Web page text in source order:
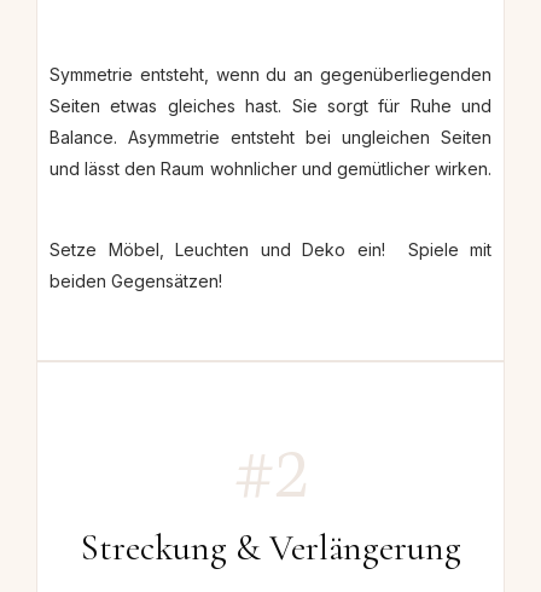
Symmetrie entsteht, wenn du an gegenüberliegenden
Seiten etwas gleiches hast. Sie sorgt für Ruhe und
Balance. Asymmetrie entsteht bei ungleichen Seiten
und lässt den Raum wohnlicher und gemütlicher wirken.
Setze Möbel, Leuchten und Deko ein! Spiele mit
beiden Gegensätzen!
#2
Streckung & Verlängerung